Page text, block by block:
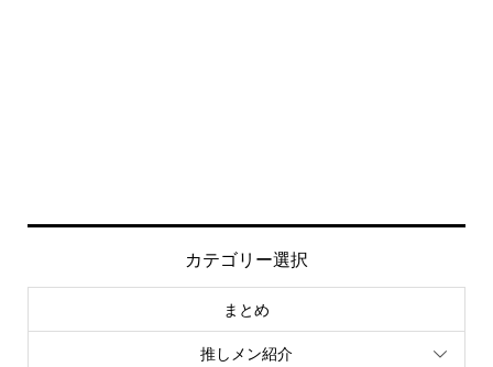
カテゴリー選択
まとめ
推しメン紹介